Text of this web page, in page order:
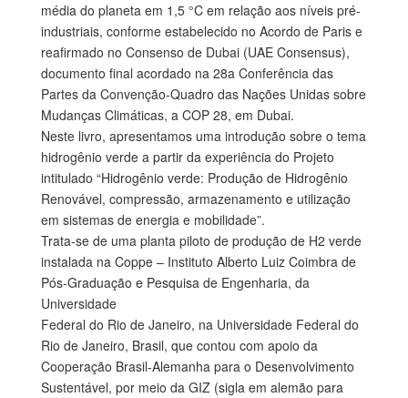
média do planeta em 1,5 °C em relação aos níveis pré-
industriais, conforme estabelecido no Acordo de Paris e
reafirmado no Consenso de Dubai (UAE Consensus),
documento final acordado na 28a Conferência das
Partes da Convenção-Quadro das Nações Unidas sobre
Mudanças Climáticas, a COP 28, em Dubai.
Neste livro, apresentamos uma introdução sobre o tema
hidrogênio verde a partir da experiência do Projeto
intitulado “Hidrogênio verde: Produção de Hidrogênio
Renovável, compressão, armazenamento e utilização
em sistemas de energia e mobilidade”.
Trata-se de uma planta piloto de produção de H2 verde
instalada na Coppe – Instituto Alberto Luiz Coimbra de
Pós-Graduação e Pesquisa de Engenharia, da
Universidade
Federal do Rio de Janeiro, na Universidade Federal do
Rio de Janeiro, Brasil, que contou com apoio da
Cooperação Brasil-Alemanha para o Desenvolvimento
Sustentável, por meio da GIZ (sigla em alemão para